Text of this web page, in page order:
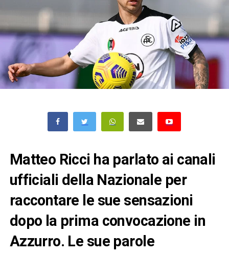
Matteo Ricci ha parlato ai canali
ufficiali della Nazionale per
raccontare le sue sensazioni
dopo la prima convocazione in
Azzurro. Le sue parole